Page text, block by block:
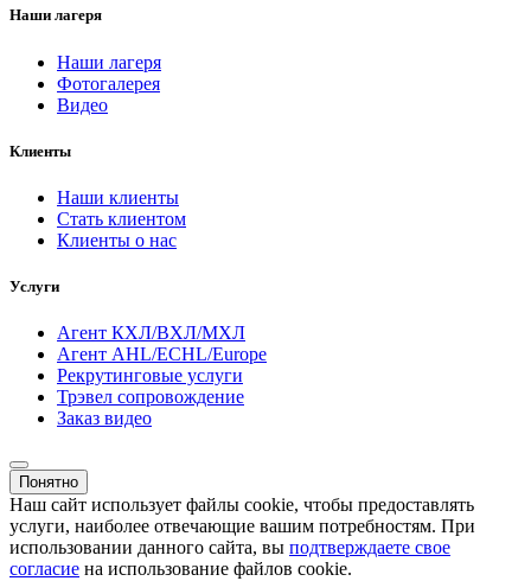
Наши лагеря
Наши лагеря
Фотогалерея
Видео
Клиенты
Наши клиенты
Стать клиентом
Клиенты о нас
Услуги
Агент КХЛ/ВХЛ/МХЛ
Агент AHL/ECHL/Europe
Рекрутинговые услуги
Трэвел сопровождение
Заказ видео
Понятно
Наш сайт использует файлы cookie, чтобы предоставлять
услуги, наиболее отвечающие вашим потребностям. При
использовании данного сайта, вы подтверждаете свое
согласие на использование файлов cookie.